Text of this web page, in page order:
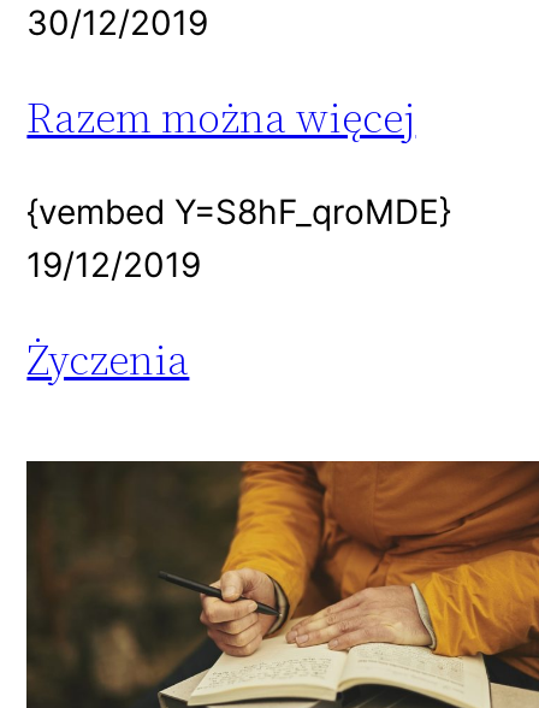
30/12/2019
Razem można więcej
{vembed Y=S8hF_qroMDE}
19/12/2019
Życzenia